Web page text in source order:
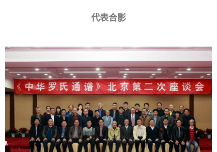
代表合影